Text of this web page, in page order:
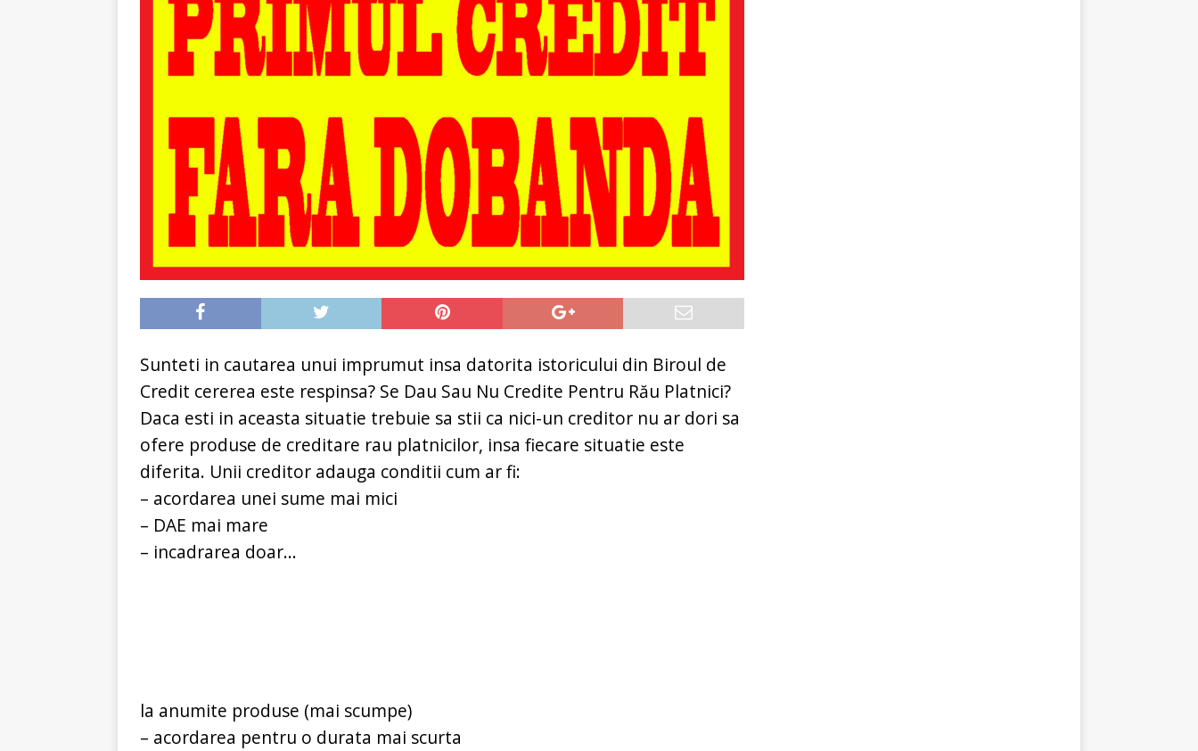
Sunteti in cautarea unui imprumut insa datorita istoricului din Biroul de
Credit cererea este respinsa? Se Dau Sau Nu Credite Pentru Rău Platnici?
Daca esti in aceasta situatie trebuie sa stii ca nici-un creditor nu ar dori sa
ofere produse de creditare rau platnicilor, insa fiecare situatie este
diferita. Unii creditor adauga conditii cum ar fi:
– acordarea unei sume mai mici
– DAE mai mare
– incadrarea doar...
la anumite produse (mai scumpe)
– acordarea pentru o durata mai scurta